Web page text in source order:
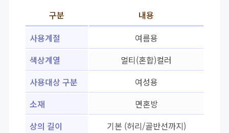
구분
내용
사용계절
여름용
색상계열
멀티(혼합)컬러
사용대상 구분
여성용
소재
면혼방
상의 길이
기본 (허리/골반선까지)